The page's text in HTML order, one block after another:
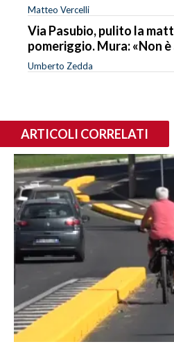
Matteo Vercelli
Via Pasubio, pulito la
pomeriggio. Mura: «Non
Umberto Zedda
ARTICOLI CORRELATI